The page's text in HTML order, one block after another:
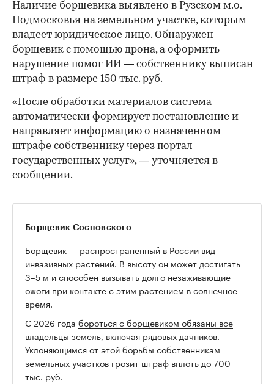
Наличие борщевика выявлено в Рузском м.о.
Подмосковья на земельном участке, которым
владеет юридическое лицо. Обнаружен
борщевик с помощью дрона, а оформить
нарушение помог ИИ — собственнику выписан
штраф в размере 150 тыс. руб.
«После обработки материалов система
автоматически формирует постановление и
направляет информацию о назначенном
штрафе собственнику через портал
государственных услуг», — уточняется в
сообщении.
00:00
Борщевик Сосновского
Борщевик — распространенный в России вид
инвазивных растений. В высоту он может достигать
3–5 м и способен вызывать долго незаживающие
ожоги при контакте с этим растением в солнечное
время.
С 2026 года бороться с борщевиком обязаны все
владельцы земель, включая рядовых дачников.
Уклоняющимся от этой борьбы собственникам
земельных участков грозит штраф вплоть до 700
тыс. руб.